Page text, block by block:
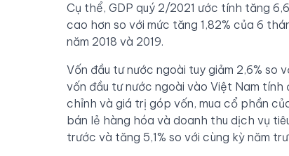
Cụ thể, GDP quý 2/2021 ước tính tăng
cao hơn so với mức tăng 1,82% của 6
năm 2018 và 2019.
Vốn đầu tư nước ngoài tuy giảm 2,6%
vốn đầu tư nước ngoài vào Việt Nam
chỉnh và giá trị góp vốn, mua cổ phần
bán lẻ hàng hóa và doanh thu dịch vụ
trước và tăng 5,1% so với cùng kỳ năm